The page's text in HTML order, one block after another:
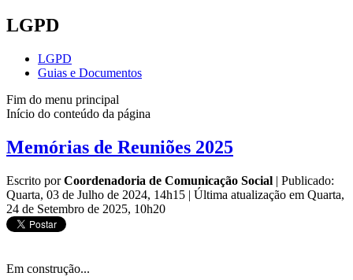
LGPD
LGPD
Guias e Documentos
Fim do menu principal
Início do conteúdo da página
Memórias de Reuniões 2025
Escrito porCoordenadoria de Comunicação Social | Publicado:
Quarta, 03 de Julho de 2024, 14h15 | Última atualização em Quarta,
24 de Setembro de 2025, 10h20
Em construção...